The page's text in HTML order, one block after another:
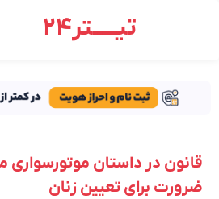
تیـــــتر24
قانون در داستان موتورسواری
ضرورت برای تعیین زنان